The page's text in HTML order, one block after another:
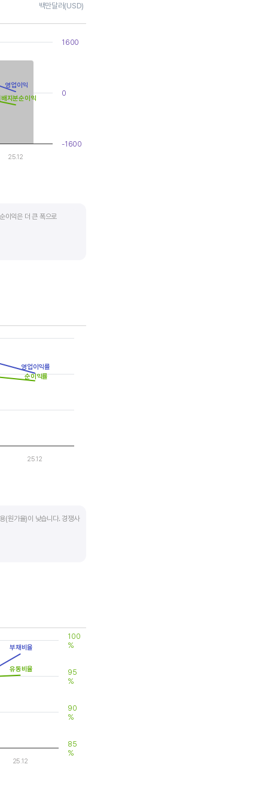
백만달러(USD)
25.12
-1600
0
1600
영업이익
지분순이익
이익은 더 큰 폭으로
을 기억해야 합니다.
25.12
영업이익률
순이익률
(원가율)이 낮습니다. 경쟁사
25.12
85
%
90
%
95
%
100
%
부채비율
유동비율